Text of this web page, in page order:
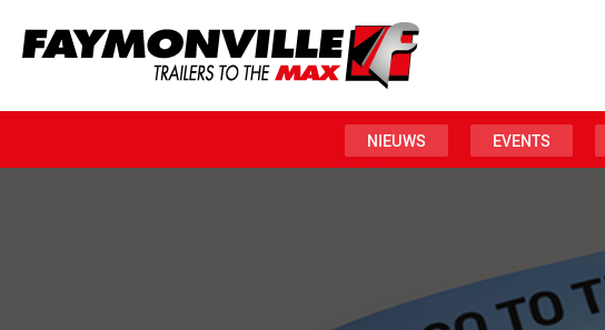
NIEUWS EVENTS